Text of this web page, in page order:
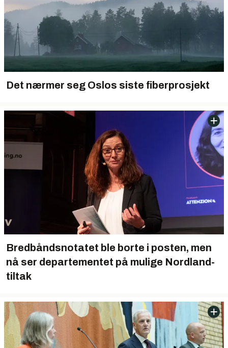
Det nærmer seg Oslos siste fiberprosjekt
Bredbåndsnotatet ble borte i posten, men
nå ser departementet på mulige Nordland-
tiltak